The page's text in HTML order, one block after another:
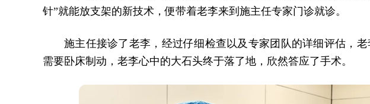
针”就能放支架的新技术，便带着老李来到施主任专家门诊就诊。
施主任接诊了老李，经过仔细检查以及专家团队的详细评估，
需要卧床制动，老李心中的大石头终于落了地，欣然答应了手术。